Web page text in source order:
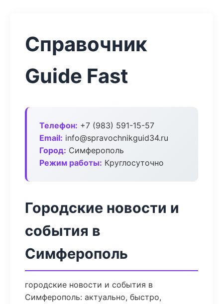
Справочник
Guide Fast
Телефон: +7 (983) 591-15-57
Email: info@spravochnikguid34.ru
Город: Симферополь
Режим работы: Круглосуточно
Городские новости и
события в
Симферополь
городские новости и события в
Симферополь: актуально, быстро,